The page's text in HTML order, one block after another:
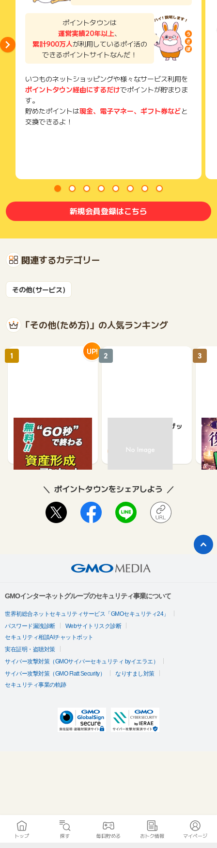
く上で虚無と思われる発言と判断した場合
※不備・不正・虚偽・重複・いたずら・キャンセル
※その他お申込内容に不備がある場合
※獲得条件を1つでも満たしていない方
※不備・不正・虚偽・重複・いたずら・キャンセル・架空・入力
間違い・同一IPからの登録など、正常な申込みでないと判断さ
れた方
ャンペーンページ以外からの申込の場合
※ご本人様確認ができない方（名刺交換、健康保険証などお勤め
先が確認できるものがご提示いただけない方）
※不動産投資に興味がないなど明らかにポイント目当てと判断さ
れる場合
※面談相手であるメンターへの面談態度が著しく悪い方
※十分な面談時間がとれないなど、面談内容が不十分と判断され
た場合、又は面談が複数回に及ぶ場合になんらかの理由で面談
がすべて実行されない場合
※事前連絡なく、当日面談をキャンセル（無断キャンセルを含
※申込情報が申込者本人の情報ではない場合
※スケジュール上、担当メンターがアサインできず、その後の日
※過去に面談された方の家族の方からの申込
※株式会社ａｔｒｙのサービス（面談やセミナー）を過去利用し
※疾病により医師の診断がある方
もございます。
お問い合わせください。
※上記期限を過ぎた場合、調査対象外となりますのでご了承くだ
ざいます。
メールを送っていただく場合がございます。
そのため、紛失・破棄された場合は対応いたしかねますので、
ご注意ください。
(※) SafariやChromeなどwebサイトを表示するアプリのこと
伝えします。
ポイントタウンは
運営実績20年以上、
累計900万人が利用しているポイ活の
できるポイントサイトなんだ！
いつものネットショッピングや様々なサービス利用を
ポイントタウン経由にするだけでポイントが貯まりま
す。
貯めたポイントは現金、電子マネー、ギフト券などと
交換できるよ！
新規会員登録はこちら
関連するカテゴリー
その他(サービス)
「その他(ため方)」の人気ランキング
【無料・60秒で終わる】
資産形成に関するアンケ
ート
675 1,200
1 UP!
chocoZAP（チョコザッ
550
2
復
ケー
3
ポイントタウンをシェアしよう
GMOインターネットグループのセキュリティ事業について
世界初総合ネットセキュリティサービス「GMOセキュリティ24」
パスワード漏洩診断
Webサイトリスク診断
セキュリティ相談AIチャットボット
実在証明・盗聴対策
サイバー攻撃対策（GMOサイバーセキュリティ byイエラエ）
サイバー攻撃対策（GMO Flatt Security）
なりすまし対策
セキュリティ事業の軌跡
トップ 探す 毎日貯める おトク情報 マイページ